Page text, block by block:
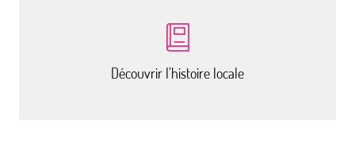
Découvrir l’histoire locale